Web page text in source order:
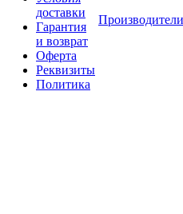
доставки
Гарантия
и возврат
Оферта
Реквизиты
Политика
Производители